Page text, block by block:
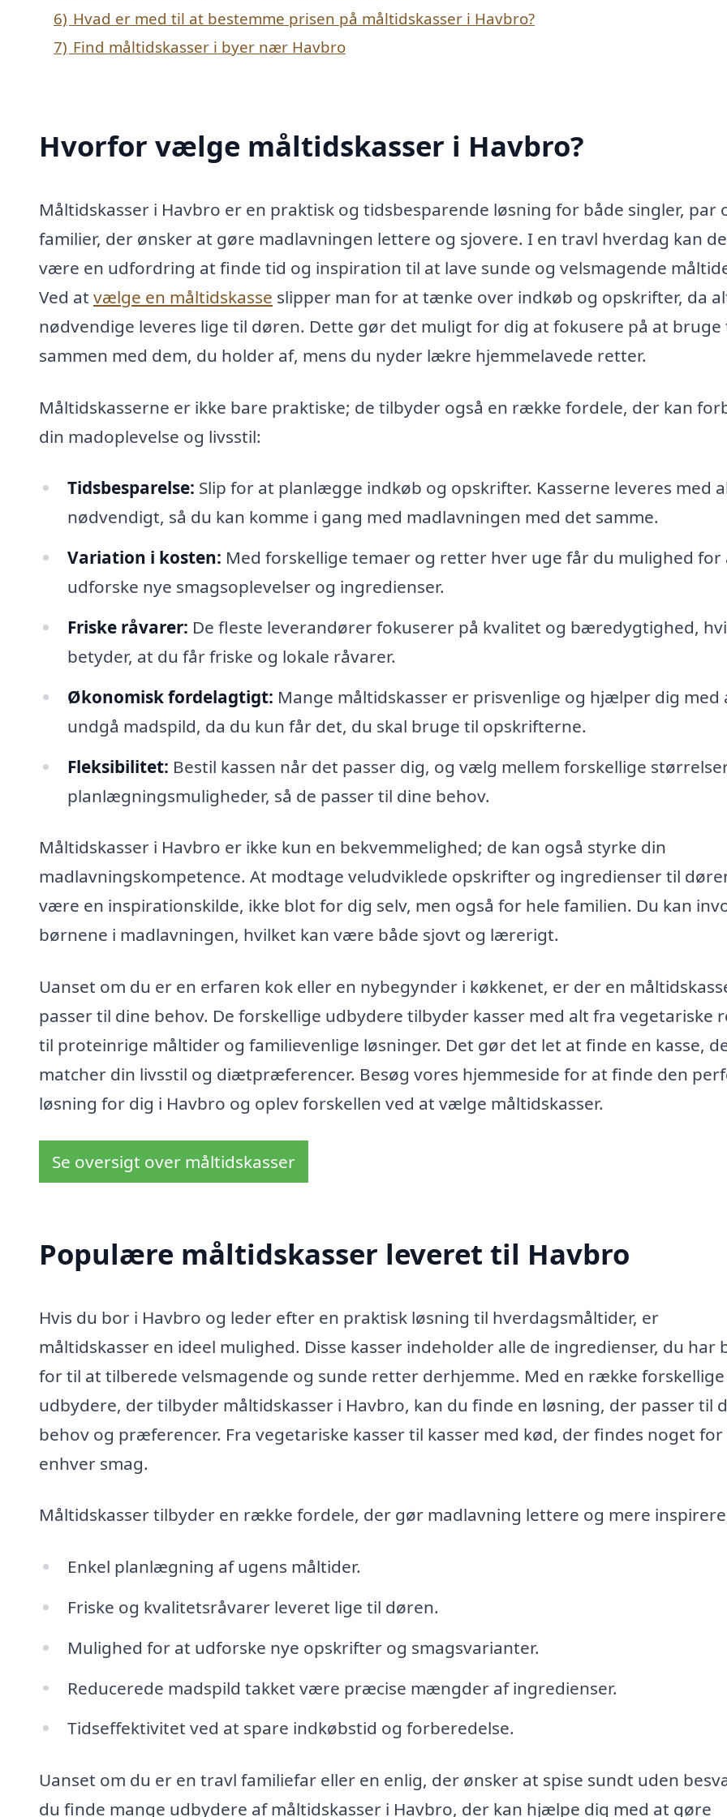
6) Hvad er med til at bestemme prisen på måltidskasser i Havbro?
7) Find måltidskasser i byer nær Havbro
Hvorfor vælge måltidskasser i Havbro?
Måltidskasser i Havbro er en praktisk og tidsbesparende løsning for både singler, par
familier, der ønsker at gøre madlavningen lettere og sjovere. I en travl hverdag kan
være en udfordring at finde tid og inspiration til at lave sunde og velsmagende
Ved at vælge en måltidskasse slipper man for at tænke over indkøb og opskrifter, da
nødvendige leveres lige til døren. Dette gør det muligt for dig at fokusere på at bruge
sammen med dem, du holder af, mens du nyder lækre hjemmelavede retter.
Måltidskasserne er ikke bare praktiske; de tilbyder også en række fordele, der kan
din madoplevelse og livsstil:
Tidsbesparelse: Slip for at planlægge indkøb og opskrifter. Kasserne leveres med
nødvendigt, så du kan komme i gang med madlavningen med det samme.
Variation i kosten: Med forskellige temaer og retter hver uge får du mulighed for
udforske nye smagsoplevelser og ingredienser.
Friske råvarer: De fleste leverandører fokuserer på kvalitet og bæredygtighed,
betyder, at du får friske og lokale råvarer.
Økonomisk fordelagtigt: Mange måltidskasser er prisvenlige og hjælper dig med
undgå madspild, da du kun får det, du skal bruge til opskrifterne.
Fleksibilitet: Bestil kassen når det passer dig, og vælg mellem forskellige
planlægningsmuligheder, så de passer til dine behov.
Måltidskasser i Havbro er ikke kun en bekvemmelighed; de kan også styrke din
madlavningskompetence. At modtage veludviklede opskrifter og ingredienser til
være en inspirationskilde, ikke blot for dig selv, men også for hele familien. Du kan
børnene i madlavningen, hvilket kan være både sjovt og lærerigt.
Uanset om du er en erfaren kok eller en nybegynder i køkkenet, er der en
passer til dine behov. De forskellige udbydere tilbyder kasser med alt fra vegetariske
til proteinrige måltider og familievenlige løsninger. Det gør det let at finde en kasse,
matcher din livsstil og diætpræferencer. Besøg vores hjemmeside for at finde den
løsning for dig i Havbro og oplev forskellen ved at vælge måltidskasser.
Se oversigt over måltidskasser
Populære måltidskasser leveret til Havbro
Hvis du bor i Havbro og leder efter en praktisk løsning til hverdagsmåltider, er
måltidskasser en ideel mulighed. Disse kasser indeholder alle de ingredienser, du har
for til at tilberede velsmagende og sunde retter derhjemme. Med en række forskellige
udbydere, der tilbyder måltidskasser i Havbro, kan du finde en løsning, der passer til
behov og præferencer. Fra vegetariske kasser til kasser med kød, der findes noget for
enhver smag.
Måltidskasser tilbyder en række fordele, der gør madlavning lettere og mere
Enkel planlægning af ugens måltider.
Friske og kvalitetsråvarer leveret lige til døren.
Mulighed for at udforske nye opskrifter og smagsvarianter.
Reducerede madspild takket være præcise mængder af ingredienser.
Tidseffektivitet ved at spare indkøbstid og forberedelse.
Uanset om du er en travl familiefar eller en enlig, der ønsker at spise sundt uden
du finde mange udbydere af måltidskasser i Havbro, der kan hjælpe dig med at gøre